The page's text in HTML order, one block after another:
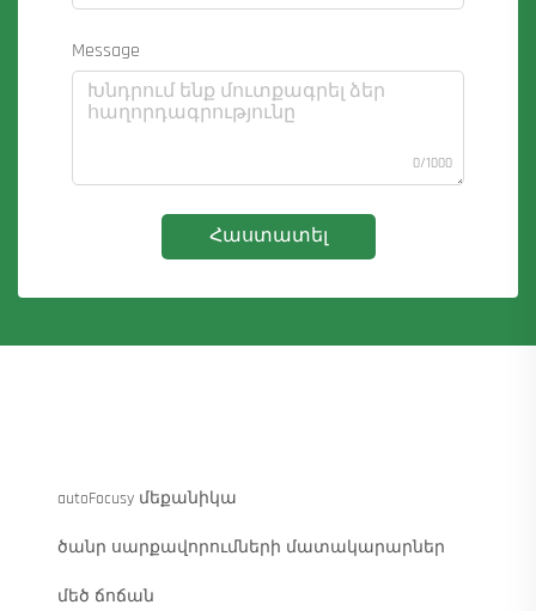
Message
0/1000
Հաստատել
autoFocusy մեքանիկա
ծանր սարքավորումների մատակարարներ
մեծ ճոճան